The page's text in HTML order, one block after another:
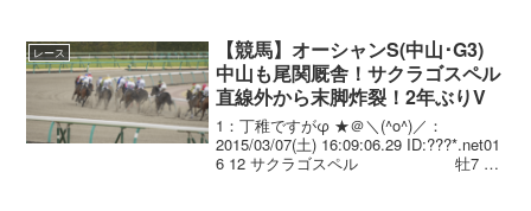
レース
【競馬】オーシャンS(中山･G3)
中山も尾関厩舎！サクラゴスペル
直線外から末脚炸裂！2年ぶりV
1：丁稚ですがφ ★＠＼(^o^)／：
2015/03/07(土) 16:09:06.29 ID:???*.net01
6 12 サクラゴスペル 牡7 戸